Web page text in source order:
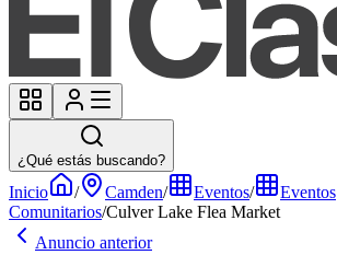
¿Qué estás buscando?
Inicio / Camden/ Eventos/
Eventos
Comunitarios/Culver Lake Flea Market
Anuncio anterior